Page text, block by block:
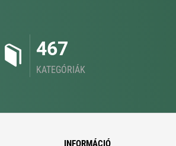
467
KATEGÓRIÁK
INFORMÁCIÓ